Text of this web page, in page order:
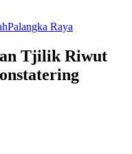
Palangka Raya
Tjilik Riwut